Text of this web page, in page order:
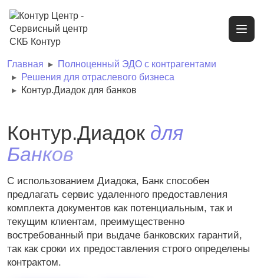
Главная
Полноценный ЭДО с контрагентами
Решения для отраслевого бизнеса
Контур.Диадок для банков
Контур.Диадок для
Банков
С использованием Диадока, Банк способен
предлагать сервис удаленного предоставления
комплекта документов как потенциальным, так и
текущим клиентам, преимущественно
востребованный при выдаче банковских гарантий,
так как сроки их предоставления строго определены
контрактом.